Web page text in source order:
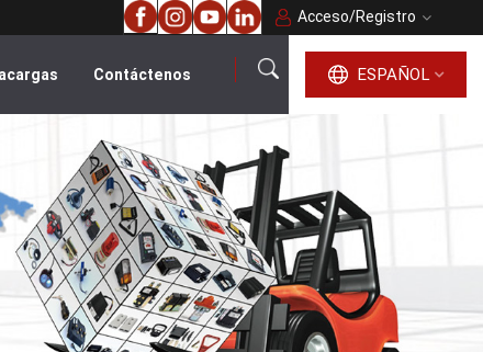
Acceso/Registro
Contáctenos ESPAÑOL
español
English
français
русский